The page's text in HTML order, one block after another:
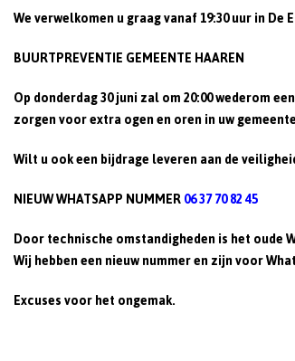
We verwelkomen u graag vanaf 19:30 uur in De
BUURTPREVENTIE GEMEENTE HAAREN
Op donderdag 30 juni zal om 20:00 wederom
zorgen voor extra ogen en oren in uw
Wilt u ook een bijdrage leveren aan de
NIEUW WHATSAPP NUMMER06 37 70 82 45
Door technische omstandigheden is het oude
Wij hebben een nieuw nummer en zijn voor
Excuses voor het ongemak.